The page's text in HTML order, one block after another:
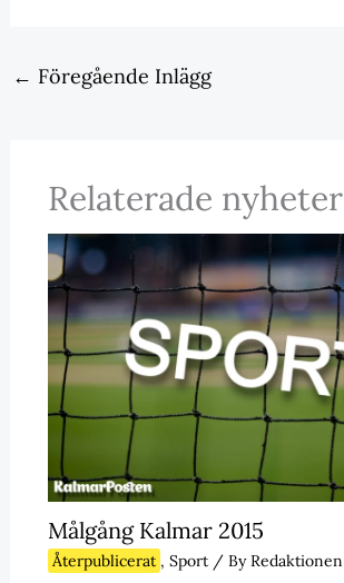
← Föregående Inlägg
Relaterade nyheter
Målgång Kalmar 2015
Återpublicerat , Sport/ ByRedaktionen